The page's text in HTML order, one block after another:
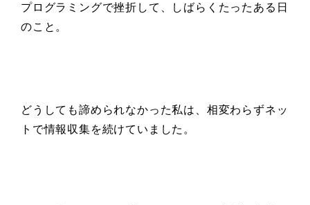
プログラミングで挫折して、しばらくたったある日
のこと。
どうしても諦められなかった私は、相変わらずネッ
トで情報収集を続けていました。